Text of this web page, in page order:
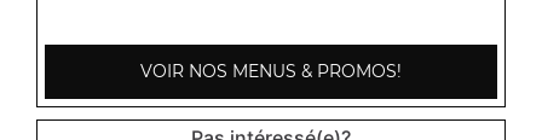
VOIR NOS MENUS & PROMOS!